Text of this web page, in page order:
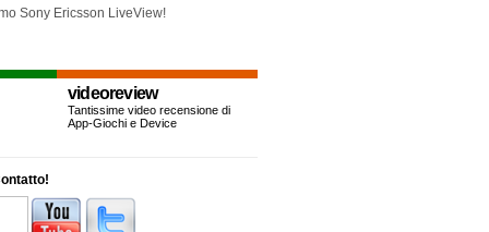
Sony Ericsson LiveView!
videoreview
Tantissime video recensione di
App-Giochi e Device